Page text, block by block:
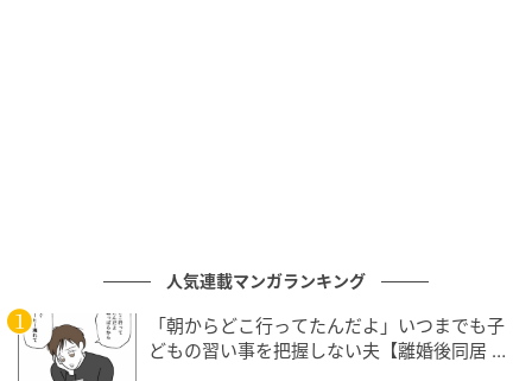
人気連載マンガランキング
「朝からどこ行ってたんだよ」いつまでも子
どもの習い事を把握しない夫【離婚後同居 Vo